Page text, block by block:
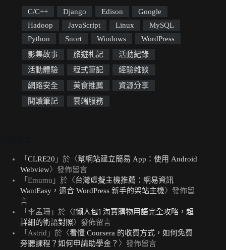
C/C++ Django Edison
Google
Hadoop
JavaScript Linux
MySQL
Python
Snort Windows
WordPress
影集故事
旅遊札記
活動紀錄
活動體驗
程式筆記
經驗雜談
網路安全
美食推薦
資源分享
閱讀筆記
雲端服務
「 CLRE20 」於〈幫網站建立簡易 App：使用 Android
Webview〉發佈留言
「 Emumu 」於〈台灣虛擬主機推薦：網易資訊
WantEasy，適合 WordPress 新手的架站主機〉發佈留
言
「 李孟珊 」於〈[懶人包] 淘寶購物用語完全攻略，超
詳細的術語對照〉發佈留言
「 Astrid 」於〈看懂 Coursera 的收費方式，如何免費
旁聽課程？如何申請助學金？ 〉發佈留言